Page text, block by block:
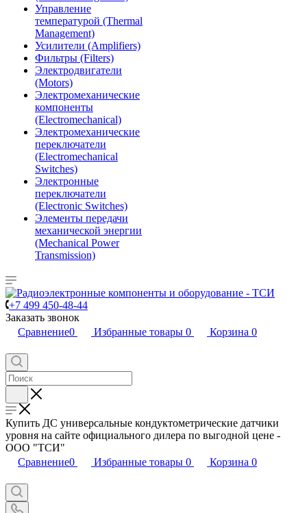
Управление
температурой (Thermal
Management)
Усилители (Amplifiers)
Фильтры (Filters)
Электродвигатели
(Motors)
Электромеханические
компоненты
(Electromechanical)
Электромеханические
переключатели
(Electromechanical
Switches)
Электронные
переключатели
(Electronic Switches)
Элементы передачи
механической энергии
(Mechanical Power
Transmission)
+7 499 450-48-44
Заказать звонок
Сравнение0 Избранные товары 0 Корзина 0
Купить ДС универсальные кондуктометрические датчики
уровня на сайте официального дилера по выгодной цене -
ООО "ТСИ"
Сравнение0 Избранные товары 0 Корзина 0